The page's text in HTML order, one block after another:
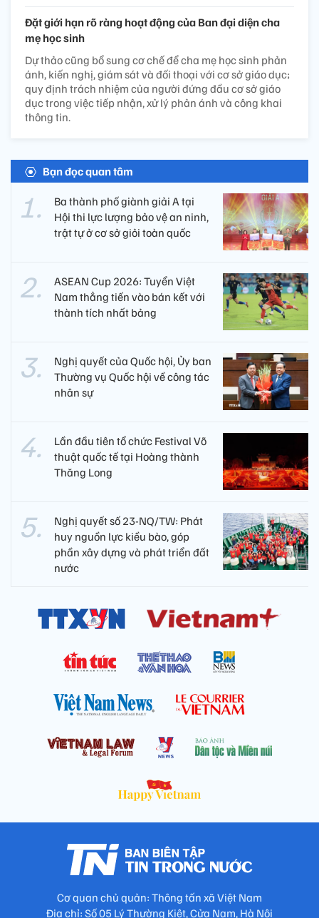
Đặt giới hạn rõ ràng hoạt động của Ban đại diện cha
mẹ học sinh
Dự thảo cũng bổ sung cơ chế để cha mẹ học sinh phản
ánh, kiến nghị, giám sát và đối thoại với cơ sở giáo dục;
quy định trách nhiệm của người đứng đầu cơ sở giáo
dục trong việc tiếp nhận, xử lý phản ánh và công khai
thông tin.
Bạn đọc quan tâm
Ba thành phố giành giải A tại
Hội thi lực lượng bảo vệ an ninh,
trật tự ở cơ sở giỏi toàn quốc
ASEAN Cup 2026: Tuyển Việt
Nam thẳng tiến vào bán kết với
thành tích nhất bảng
Nghị quyết của Quốc hội, Ủy ban
Thường vụ Quốc hội về công tác
nhân sự
Lần đầu tiên tổ chức Festival Võ
thuật quốc tế tại Hoàng thành
Thăng Long
Nghị quyết số 23-NQ/TW: Phát
huy nguồn lực kiều bào, góp
phần xây dựng và phát triển đất
nước
Cơ quan chủ quản: Thông tấn xã Việt Nam
Địa chỉ: Số 05 Lý Thường Kiệt, Cửa Nam, Hà Nội